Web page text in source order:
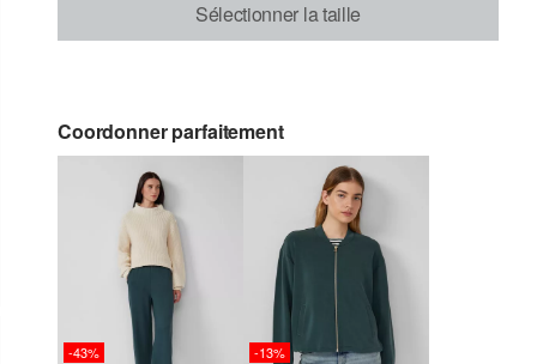
Sélectionner la taille
Coordonner parfaitement
-43% -13%